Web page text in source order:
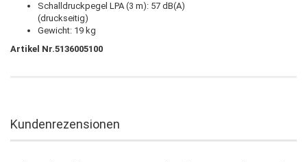
Schalldruckpegel LPA (3 m): 57 dB(A)
(druckseitig)
Gewicht: 19 kg
Artikel Nr.5136005100
Kundenrezensionen